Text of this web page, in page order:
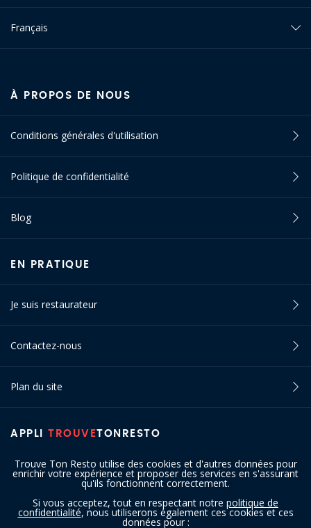
Trouve Ton Resto utilise des cookies et d'autres données pour
enrichir votre expérience et proposer des services en s'assurant
qu'ils fonctionnent correctement.
Si vous acceptez, tout en respectant notre politique de
confidentialité, nous utiliserons également ces cookies et ces
données pour :
Français
APPLI TROUVETONRESTO
À PROPOS DE NOUS
Conditions générales d'utilisation
Politique de confidentialité
Blog
EN PRATIQUE
Je suis restaurateur
Contactez-nous
Plan du site
SUIVEZ-NOUS